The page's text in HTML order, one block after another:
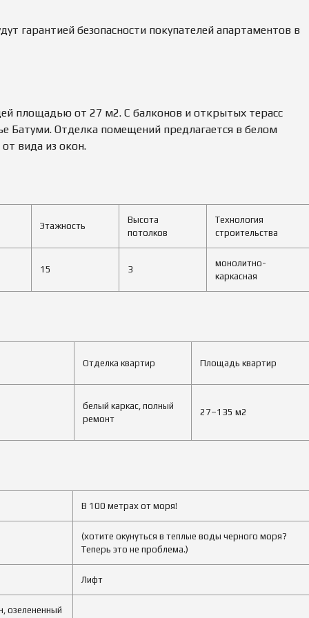
гарантией безопасности покупателей апартаментов в
площадью от 27 м2. С балконов и открытых терасс
Батуми. Отделка помещений предлагается в белом
вида из окон.
Этажность
Высота
потолков
Технология
строительства
15 3
монолитно-
каркасная
Отделка квартир Площадь квартир
белый каркас, полный
ремонт
27–135 м2
В 100 метрах от моря!
(хотите окунуться в теплые воды черного моря?
Теперь это не проблема.)
Лифт
озелененный